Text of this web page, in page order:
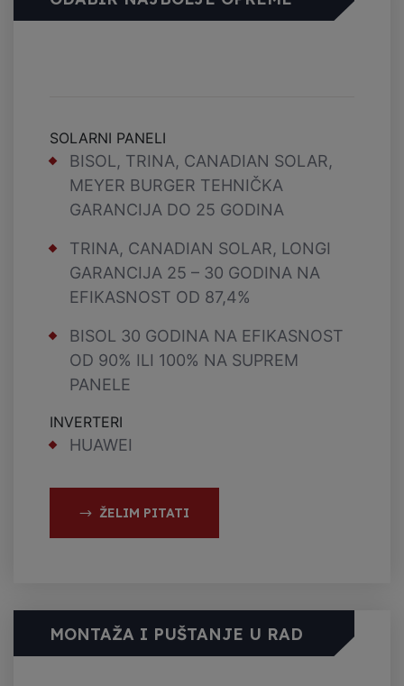
SOLARNI PANELI
BISOL, TRINA, CANADIAN SOLAR,
MEYER BURGER TEHNIČKA
GARANCIJA DO 25 GODINA
TRINA, CANADIAN SOLAR, LONGI
GARANCIJA 25 – 30 GODINA NA
EFIKASNOST OD 87,4%
BISOL 30 GODINA NA EFIKASNOST
OD 90% ILI 100% NA SUPREM
PANELE
INVERTERI
HUAWEI
ŽELIM PITATI
MONTAŽA I PUŠTANJE U RAD